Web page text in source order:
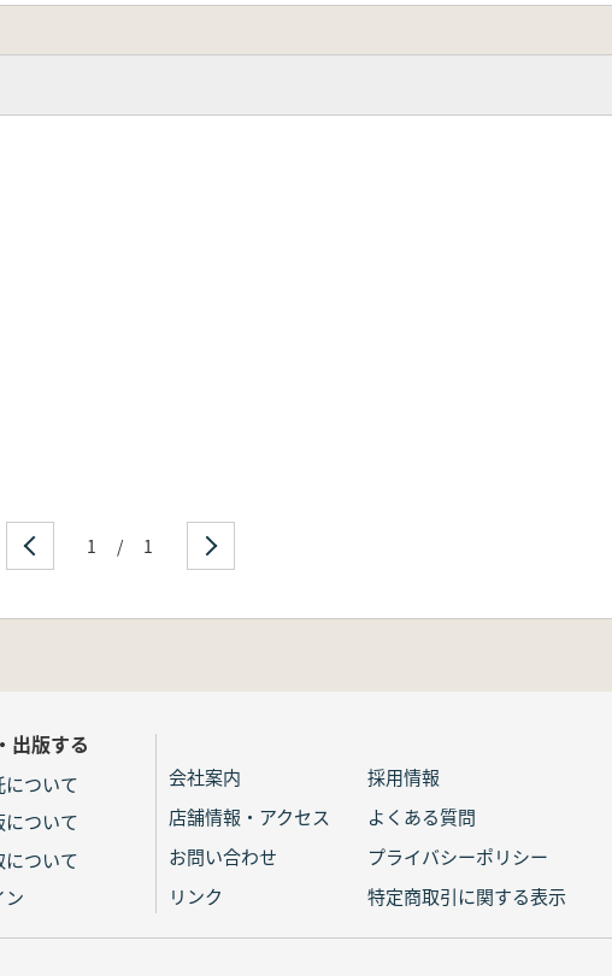
1 / 1
出版する
について
について
について
ン
会社案内
採用情報
店舗情報・アクセス
よくある質問
お問い合わせ
プライバシーポリシー
リンク
特定商取引に関する表示